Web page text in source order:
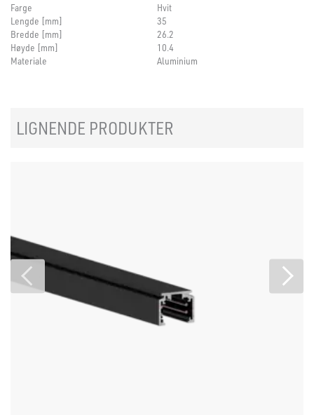
Farge
Hvit
Lengde [mm]
35
Bredde [mm]
26.2
Høyde [mm]
10.4
Materiale
Aluminium
LIGNENDE PRODUKTER